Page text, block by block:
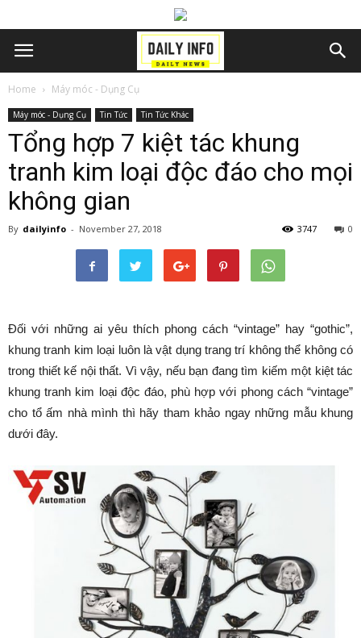
Home Máy móc - Dụng Cụ
Máy móc - Dụng Cụ Tin Tức Tin Tức Khác
Tổng hợp 7 kiệt tác khung
tranh kim loại độc đáo cho mọi
không gian
By dailyinfo - November 27, 2018 0
3747
Đối với những ai yêu thích phong cách “vintage” hay “gothic”,
khung tranh kim loại luôn là vật dụng trang trí không thể không có
trong thiết kế nội thất. Vì vậy, nếu bạn đang tìm kiếm một kiệt tác
khung tranh kim loại độc đáo, phù hợp với phong cách “vintage”
cho tổ ấm nhà mình thì hãy tham khảo ngay những mẫu khung
dưới đây.